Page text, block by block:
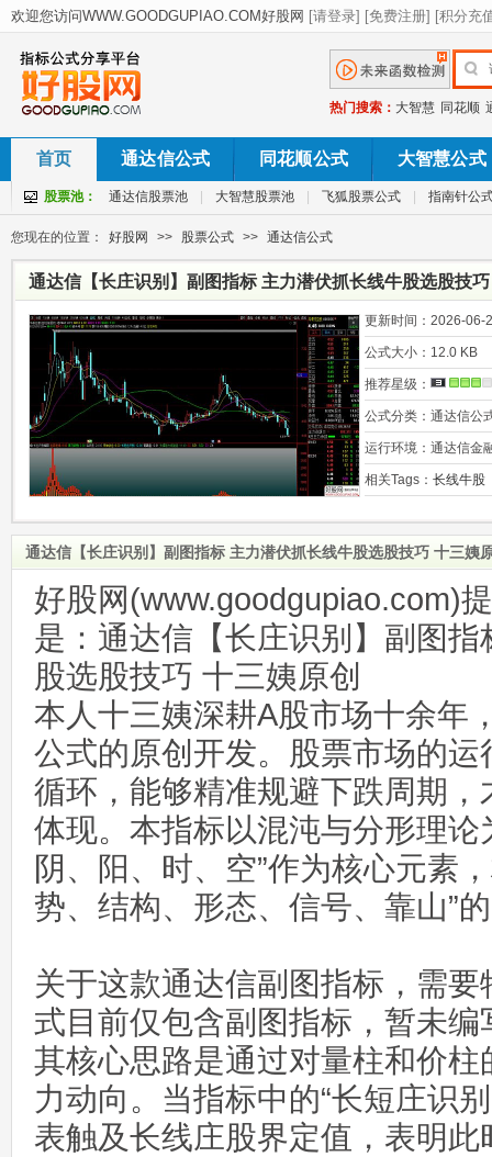
热门搜索： 大智慧 同花顺
首页 通达信公式 同花顺公式 大智慧公式
股票池： 通达信股票池 大智慧股票池 飞狐股票公式 指南针公
您现在的位置： 好股网 >> 股票公式 >> 通达信公式
通达信【长庄识别】副图指标 主力潜伏抓长线牛股选股技
更新时间： 2026-06-
公式大小： 12.0 KB
推荐星级：
公式分类： 通达信公
运行环境： 通达信金
相关Tags： 长线牛股
通达信【长庄识别】副图指标 主力潜伏抓长线牛股选股技巧 十三姨
好股网(www.goodgupiao.com)
是：通达信【长庄识别】副图
股选股技巧 十三姨原创
本人十三姨深耕A股市场十余年
公式的原创开发。股票市场的
循环，能够精准规避下跌周期
体现。本指标以混沌与分形理论
阴、阳、时、空”作为核心元素
势、结构、形态、信号、靠山”
关于这款通达信副图指标，需
式目前仅包含副图指标，暂未编
其核心思路是通过对量柱和价
力动向。当指标中的“长短庄识
表触及长线庄股界定值，表明